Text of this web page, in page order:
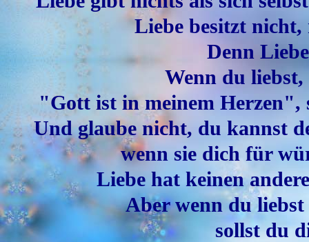
Liebe besitzt nicht,
Denn
Wenn du
"Gott ist in meinem
Und glaube nicht, du kannst
wenn sie dich für
Liebe hat keinen
Aber wenn du
sollst du